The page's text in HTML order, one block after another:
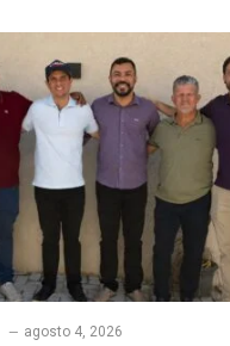
agosto 4, 2026